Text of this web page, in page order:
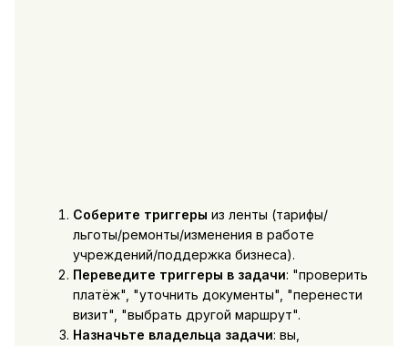
Соберите триггеры из ленты (тарифы/
льготы/ремонты/изменения в работе
учреждений/поддержка бизнеса).
Переведите триггеры в задачи: "проверить
платёж", "уточнить документы", "перенести
визит", "выбрать другой маршрут".
Назначьте владельца задачи: вы,